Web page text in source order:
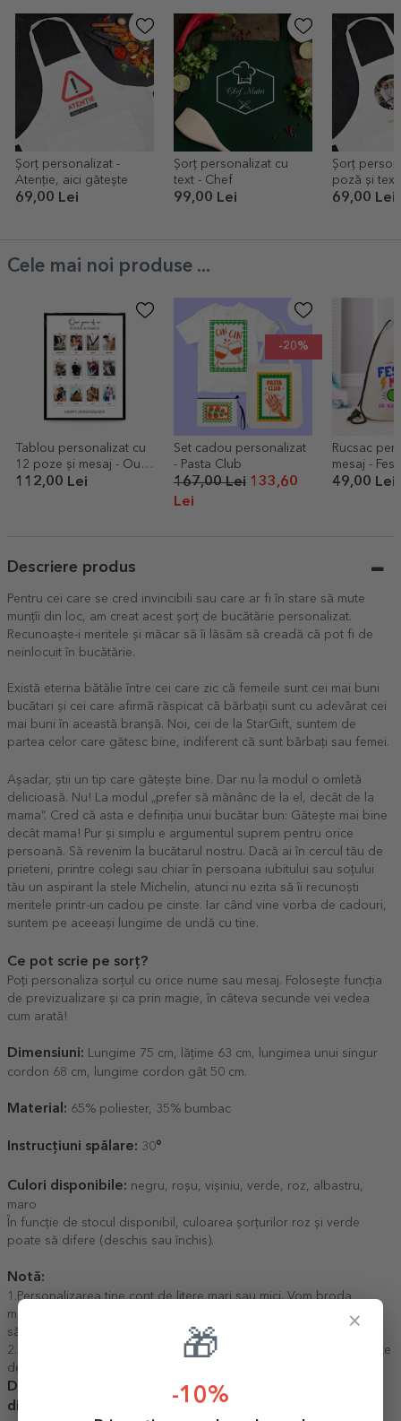
Șorț personalizat -
Atenție, aici gătește
69,00 Lei
Șorț personalizat cu
text - Chef
99,00 Lei
Șorț
poză și text
bucătărie
69,00 Lei
Cele mai noi produse ...
Tablou personalizat cu
12 poze și mesaj - Our
memories
112,00 Lei
-20%
Set cadou personalizat
- Pasta Club
167,00 Lei133,60
Lei
Rucsac
mesaj -
on
49,00 Lei
Descriere produs
Pentru cei care se cred invincibili sau care ar fi în stare să mute
munțîi din loc, am creat acest șorț de bucătărie personalizat.
Recunoaște-i meritele și măcar să îi lăsăm să creadă că pot fi de
neinlocuit în bucătărie.
Există eterna bătălie între cei care zic că femeile sunt cei mai buni
bucătari și cei care afirmă răspicat că bărbații sunt cu adevărat cei
mai buni în această branșă. Noi, cei de la StarGift, suntem de
partea celor care gătesc bine, indiferent că sunt bărbați sau femei.
Așadar, știi un tip care gătește bine. Dar nu la modul o omletă
delicioasă. Nu! La modul „prefer să mănânc de la el, decât de la
mama”. Cred că asta e definiția unui bucătar bun: Gătește mai bine
decât mama! Pur și simplu e argumentul suprem pentru orice
persoană. Să revenim la bucătarul nostru. Dacă ai în cercul tău de
prieteni, printre colegi sau chiar în persoana iubitului sau soțului
tău un aspirant la stele Michelin, atunci nu ezita să îi recunoști
meritele printr-un cadou pe cinste. Iar când vine vorba de cadouri,
suntem pe aceeași lungime de undă cu tine.
Ce pot scrie pe sorț?
Poți personaliza sorțul cu orice nume sau mesaj. Folosește funcția
de previzualizare și ca prin magie, în câteva secunde vei vedea
cum arată!
Dimensiuni:
Lungime 75 cm, lățime 63 cm, lungimea unui singur
cordon 68 cm, lungime cordon gât 50 cm.
Material: 65% poliester, 35% bumbac
Instrucțiuni spălare: 30°
Culori disponibile: negru, roșu, vișiniu, verde, roz, albastru,
maro
În funcție de stocul disponibil, culoarea șorțurilor roz și verde
poate să difere (deschis sau închis).
Notă:
1.Personalizarea ține cont de litere mari sau mici. Vom broda
mesajul exact cum este introdus și te rugăm să îl scrii cu atenție și
să folosești funcția de previzualizare.
2.Pozele sunt de prezentare, la produsul final pot apărea diferențe
de culoare.
Din motive tehnice, mașinile de brodat nu pot scrie cu
diacritice.
×
🎁
-10%